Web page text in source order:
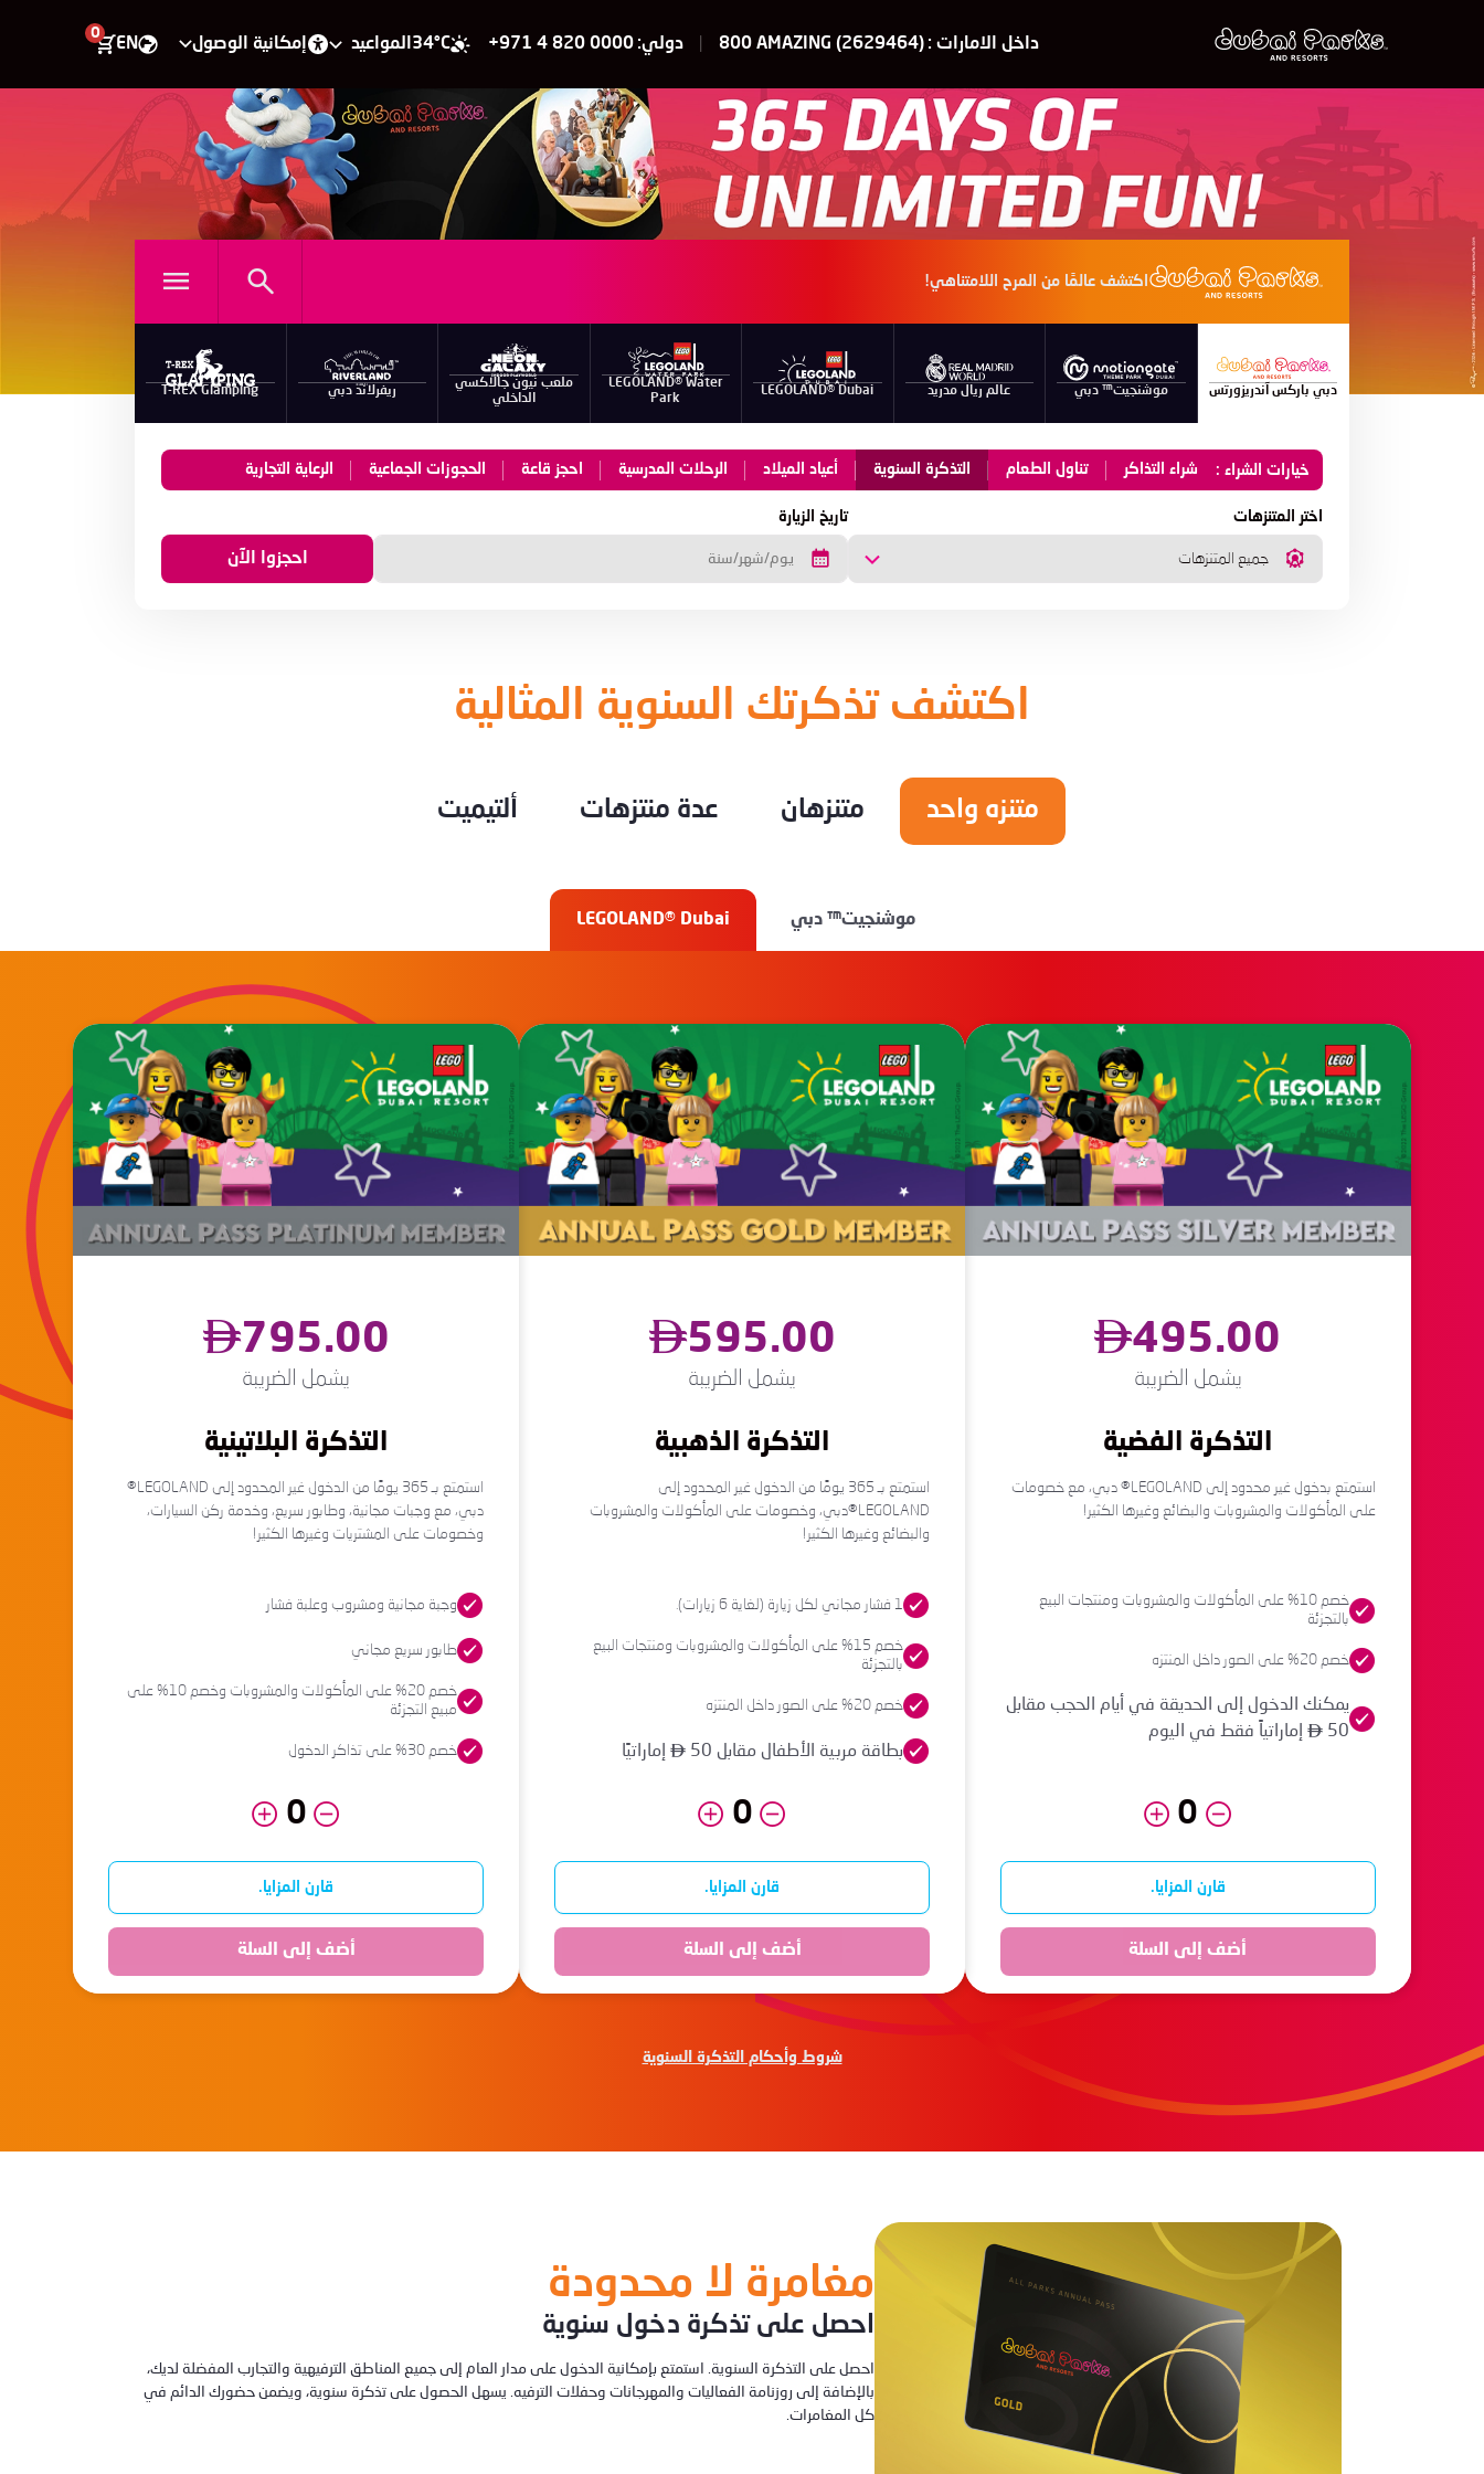
داخل الامارات : 800 AMAZING (2629464) دولي: +971 4 820 0000
34°C المواعيد إمكانية الوصول EN
0
اكتشف عالمًا من المرح اللامتناهي!
دبي باركس آندريزورتس موشنجيت™ دبي عالم ريال مدريد LEGOLAND® Dubai
LEGOLAND® Water
Park
ملعب نيون جالاكسي
الداخلي
ريفرلاند دبي T-REX Glamping
خيارات الشراء : شراء التذاكر تناول الطعام التذكرة السنوية أعياد الميلاد الرحلات المدرسية احجز قاعة الحجوزات الجماعية الرعاية التجارية
اختر المتنزهات
جميع المتنزهات
تاريخ الزيارة
اكتشف تذكرتك السنوية المثالية
متنزه واحد متنزهان عدة منتزهات ألتيميت
موشنجيت™ دبي LEGOLAND® Dubai
495.00
يشمل الضريبة
التذكرة الفضية
استمتع بدخول غير محدود إلى LEGOLAND® دبي، مع خصومات
على المأكولات والمشروبات والبضائع وغيرها الكثير!
خصم 10% على المأكولات والمشروبات ومنتجات البيع
بالتجزئة
خصم 20% على الصور داخل المنتزه
يمكنك الدخول إلى الحديقة في أيام الحجب مقابل
50
إماراتياً فقط في اليوم
قارن المزايا.
أضف إلى السلة
595.00
يشمل الضريبة
التذكرة الذهبية
استمتع بـ 365 يومًا من الدخول غير المحدود إلى
LEGOLAND®دبي، وخصومات على المأكولات والمشروبات
والبضائع وغيرها الكثير!
1 فشار مجاني لكل زيارة (لغاية 6 زيارات).
خصم 15% على المأكولات والمشروبات ومنتجات البيع
بالتجزئة
خصم 20% على الصور داخل المنتزه
بطاقة مربية الأطفال مقابل 50 إماراتيًا
قارن المزايا.
أضف إلى السلة
795.00
يشمل الضريبة
التذكرة البلاتينية
استمتع بـ 365 يومًا من الدخول غير المحدود إلى LEGOLAND®
دبي، مع وجبات مجانية، وطابور سريع، وخدمة ركن السيارات،
وخصومات على المشتريات وغيرها الكثير!
وجبة مجانية ومشروب وعلبة فشار
طابور سريع مجاني
خصم 20% على المأكولات والمشروبات وخصم 10% على
مبيع التجزئة
خصم 30% على تذاكر الدخول
قارن المزايا.
أضف إلى السلة
شروط وأحكام التذكرة السنوية
مغامرة لا محدودة
احصل على تذكرة دخول سنوية
احصل على التذكرة السنوية. استمتع بإمكانية الدخول على مدار العام إلى جميع المناطق الترفيهية والتجارب المفضلة لديك،
بالإضافة إلى روزنامة الفعاليات والمهرجانات وحفلات الترفيه. يسهل الحصول على تذكرة سنوية، ويضمن حضورك الدائم في
كل المغامرات.